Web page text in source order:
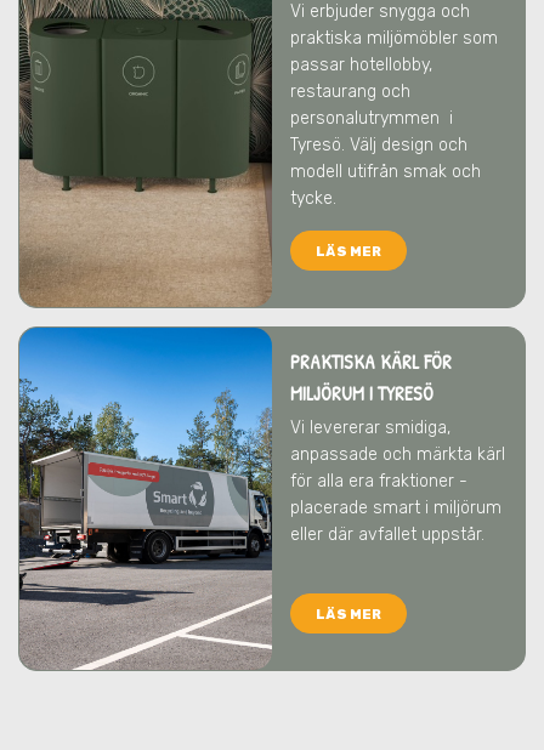
Vi erbjuder snygga och
praktiska miljömöbler som
passar hotellobby,
restaurang och
personalutrymmen i
Tyresö. Välj design och
modell utifrån smak och
tycke.
LÄS MER
PRAKTISKA KÄRL FÖR
MILJÖRUMI TYRESÖ
Vi levererar smidiga,
anpassade och märkta kärl
för alla era fraktioner -
placerade smart i miljörum
eller där avfallet uppstår.
LÄS MER